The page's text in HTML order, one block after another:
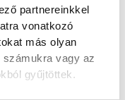
partnereinkkel
vonatkozó
más olyan
vagy az
gyűjtöttek.